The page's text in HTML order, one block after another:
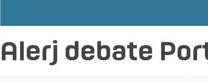
Alerj debate